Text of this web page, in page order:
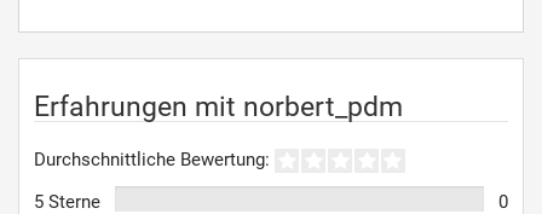
Erfahrungen mit norbert_pdm
Durchschnittliche Bewertung:
5 Sterne
0